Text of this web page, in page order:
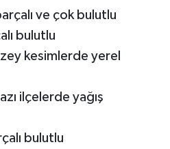
ve çok bulutlu
bulutlu
kesimlerde yerel
ilçelerde yağış
bulutlu